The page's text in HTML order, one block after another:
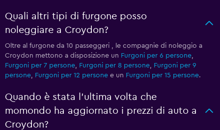
Quali altri tipi di furgone posso
noleggiare a Croydon?
Oltre al furgone da 10 passeggeri , le compagnie di noleggio a
Croydon mettono a disposizione un Furgoni per 6 persone,
Furgoni per 7 persone, Furgoni per 8 persone, Furgoni per 9
persone, Furgoni per 12 persone e un Furgoni per 15 persone.
Quando è stata l'ultima volta che
momondo ha aggiornato i prezzi di auto a
Croydon?